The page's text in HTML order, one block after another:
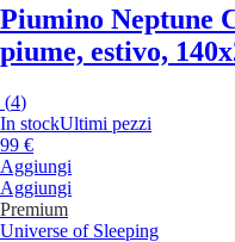
Piumino Neptune
piume, estivo,
(4)
In stockUltimi pezzi
99 €
Aggiungi
Aggiungi
Premium
Universe of Sleeping